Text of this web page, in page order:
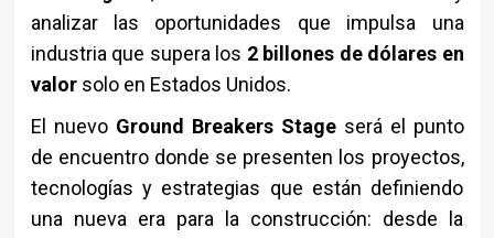
analizar las oportunidades que impulsa una
industria que supera los 2 billones de dólares en
valorsolo en Estados Unidos.
El nuevo Ground Breakers Stageserá el punto
de encuentro donde se presenten los proyectos,
tecnologías y estrategias que están definiendo
una nueva era para la construcción: desde la